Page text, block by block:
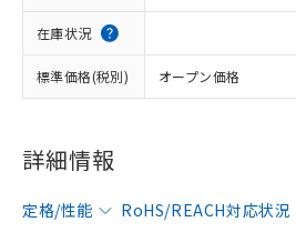
在庫状況
標準価格(税別) オープン価格
詳細情報
定格/性能 RoHS/REACH対応状況